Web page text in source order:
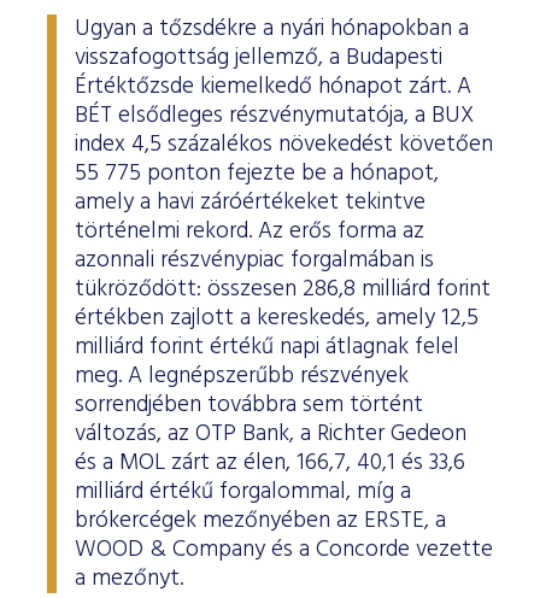
Ugyan a tőzsdékre a nyári hónapokban a
visszafogottság jellemző, a Budapesti
Értéktőzsde kiemelkedő hónapot zárt. A
BÉT elsődleges részvénymutatója, a BUX
index 4,5 százalékos növekedést követően
55 775 ponton fejezte be a hónapot,
amely a havi záróértékeket tekintve
történelmi rekord. Az erős forma az
azonnali részvénypiac forgalmában is
tükröződött: összesen 286,8 milliárd forint
értékben zajlott a kereskedés, amely 12,5
milliárd forint értékű napi átlagnak felel
meg. A legnépszerűbb részvények
sorrendjében továbbra sem történt
változás, az OTP Bank, a Richter Gedeon
és a MOL zárt az élen, 166,7, 40,1 és 33,6
milliárd értékű forgalommal, míg a
brókercégek mezőnyében az ERSTE, a
WOOD & Company és a Concorde vezette
a mezőnyt.